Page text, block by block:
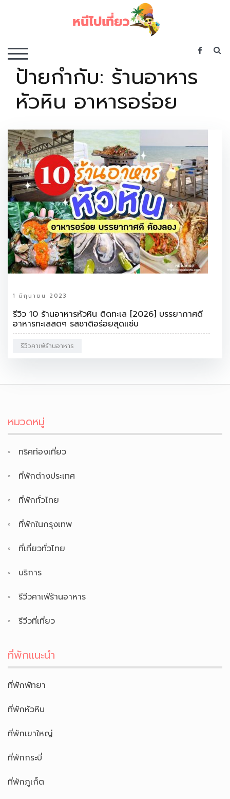
TOGGLE MOBILE MENU
ป้ายกำกับ: ร้านอาหาร
หัวหิน อาหารอร่อย
1 มิถุนายน 2023
รีวิว 10 ร้านอาหารหัวหิน ติดทะเล [2026] บรรยากาศดี
อาหารทะเลสดๆ รสชาติอร่อยสุดแซ่บ
รีวีวคาเฟ่ร้านอาหาร
หมวดหมู่
ทริคท่องเที่ยว
ที่พักต่างประเทศ
ที่พักทั่วไทย
ที่พักในกรุงเทพ
ที่เที่ยวทั่วไทย
บริการ
รีวีวคาเฟ่ร้านอาหาร
รีวีวที่เที่ยว
ที่พักแนะนำ
ที่พักพัทยา
ที่พักหัวหิน
ที่พักเขาใหญ่
ที่พักกระบี่
ที่พักภูเก็ต